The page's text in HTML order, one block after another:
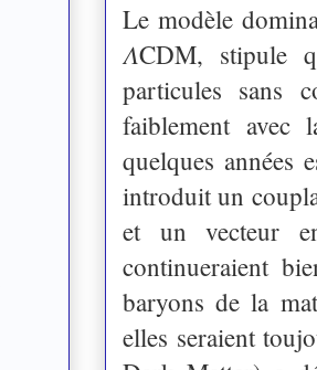
Le modèle
𝛬CDM, stipule
particules sans
faiblement avec
quelques années
introduit un
et un vecteur
continueraient
baryons de la
elles seraient